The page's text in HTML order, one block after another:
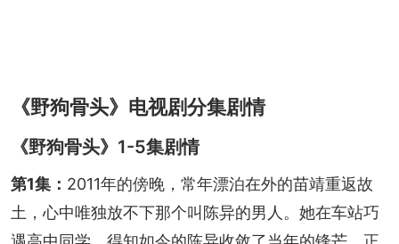
《野狗骨头》电视剧分集剧情
《野狗骨头》1-5集剧情
第1集： 2011年的傍晚，常年漂泊在外的苗靖重返故
土，心中唯独放不下那个叫陈异的男人。她在车站巧